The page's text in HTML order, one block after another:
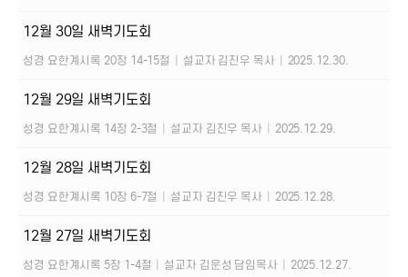
12월 30일 새벽기도회
성경 요한계시록 20장 14-15절 설교자 김진우 목사 2025.12.30.
12월 29일 새벽기도회
성경 요한계시록 14장 2-3절 설교자 김진우 목사 2025.12.29.
12월 28일 새벽기도회
성경 요한계시록 10장 6-7절 설교자 김진우 목사 2025.12.28.
12월 27일 새벽기도회
성경 요한계시록 5장 1-4절 설교자 김운성 담임목사 2025.12.27.